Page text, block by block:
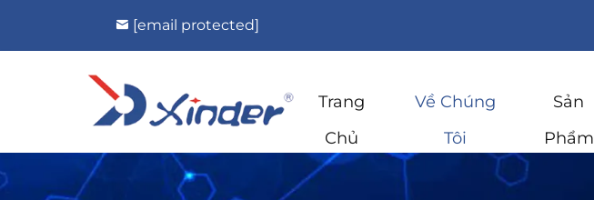
[email protected]
Trang
Chủ
Về Chúng
Tôi
Sản
Phẩm